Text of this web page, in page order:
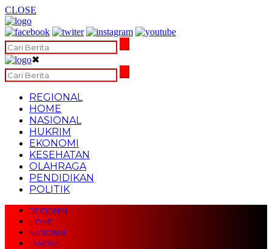
CLOSE
✖
REGIONAL
HOME
NASIONAL
HUKRIM
EKONOMI
KESEHATAN
OLAHRAGA
PENDIDIKAN
POLITIK
REGIONAL
HOME
NASIONAL
HUKRIM